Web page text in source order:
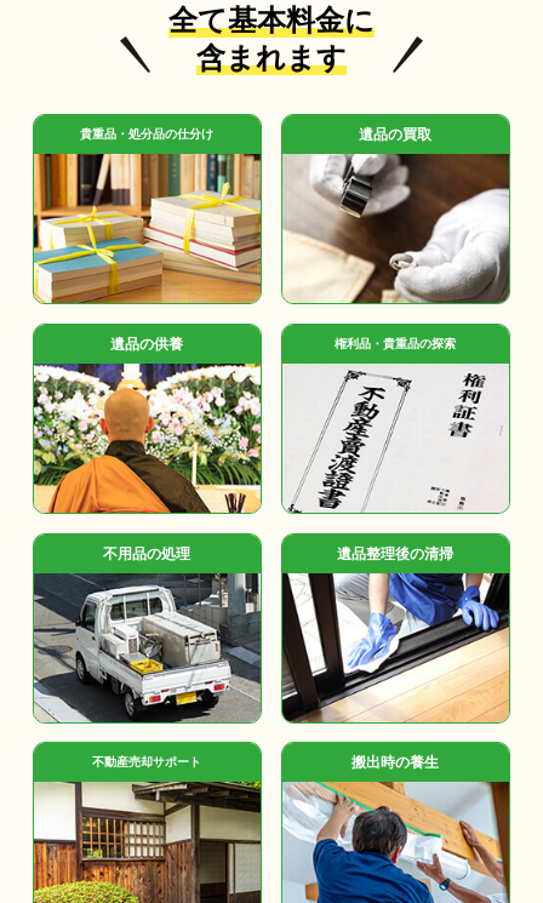
全て基本料金に
含まれます
貴重品・処分品の仕分け 遺品の買取
遺品の供養 権利品・貴重品の探索
不用品の処理 遺品整理後の清掃
不動産売却サポート 搬出時の養生